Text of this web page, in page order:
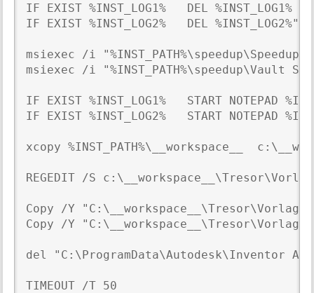
IF EXIST %INST_LOG1%   DEL %INST_LOG1%
IF EXIST %INST_LOG2%   DEL %INST_LOG2%"
msiexec /i
msiexec /i "%INST_PATH%\speedup\Vault
IF EXIST %INST_LOG1%   START NOTEPAD
IF EXIST %INST_LOG2%   START NOTEPAD
xcopy %INST_PATH%\__workspace__
REGEDIT /S
Copy /Y
Copy /Y
del "C:\ProgramData\Autodesk\Inventor
TIMEOUT /T 50